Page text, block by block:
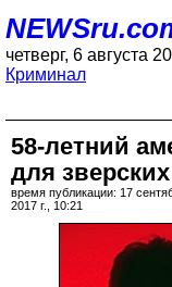
четверг, 6 августа
Криминал
58-летний
для
время публикации: 17
2017 г., 10:21